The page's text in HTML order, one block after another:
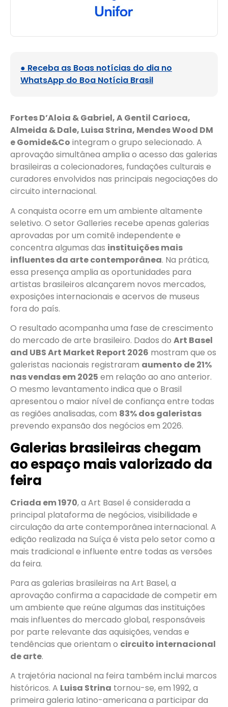
● Receba as Boas notícias do dia no
WhatsApp do Boa Notícia Brasil
Fortes D’Aloia & Gabriel, A Gentil Carioca,
Almeida & Dale, Luisa Strina, Mendes Wood DM
e Gomide&Co integram o grupo selecionado. A
aprovação simultânea amplia o acesso das galerias
brasileiras a colecionadores, fundações culturais e
curadores envolvidos nas principais negociações do
circuito internacional.
A conquista ocorre em um ambiente altamente
seletivo. O setor Galleries recebe apenas galerias
aprovadas por um comitê independente e
concentra algumas das instituições mais
influentes da arte contemporânea. Na prática,
essa presença amplia as oportunidades para
artistas brasileiros alcançarem novos mercados,
exposições internacionais e acervos de museus
fora do país.
O resultado acompanha uma fase de crescimento
do mercado de arte brasileiro. Dados do Art Basel
and UBS Art Market Report 2026 mostram que os
galeristas nacionais registraram aumento de 21%
nas vendas em 2025 em relação ao ano anterior.
O mesmo levantamento indica que o Brasil
apresentou o maior nível de confiança entre todas
as regiões analisadas, com 83% dos galeristas
prevendo expansão dos negócios em 2026.
Galerias brasileiras chegam
ao espaço mais valorizado da
feira
Criada em 1970, a Art Basel é considerada a
principal plataforma de negócios, visibilidade e
circulação da arte contemporânea internacional. A
edição realizada na Suíça é vista pelo setor como a
mais tradicional e influente entre todas as versões
da feira.
Para as galerias brasileiras na Art Basel, a
aprovação confirma a capacidade de competir em
um ambiente que reúne algumas das instituições
mais influentes do mercado global, responsáveis
por parte relevante das aquisições, vendas e
tendências que orientam o circuito internacional
de arte.
A trajetória nacional na feira também inclui marcos
históricos. A Luisa Strina tornou-se, em 1992, a
primeira galeria latino-americana a participar da